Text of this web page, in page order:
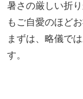
暑さの厳しい折
もご自愛のほど
まずは、略儀で
す。